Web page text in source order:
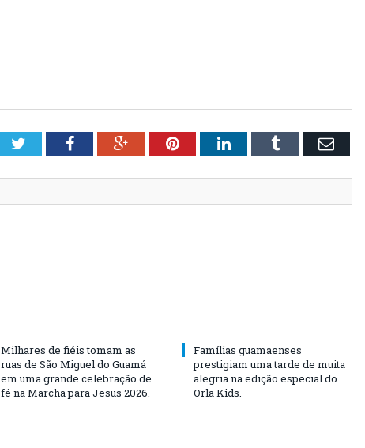
TwitterFacebookGoogle+PinterestLinkedInTumblr Email
Milhares de fiéis tomam as
ruas de São Miguel do Guamá
em uma grande celebração de
fé na Marcha para Jesus 2026.
Famílias guamaenses
prestigiam uma tarde de muita
alegria na edição especial do
Orla Kids.